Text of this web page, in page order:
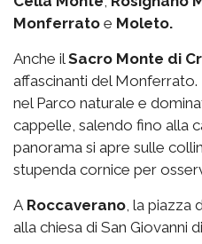
Monferrato e Moleto.
Anche il Sacro Monte di
affascinanti del
nel Parco naturale e
cappelle, salendo fino alla
panorama si apre sulle
stupenda cornice per
A Roccaverano , la
alla chiesa di San Giovanni